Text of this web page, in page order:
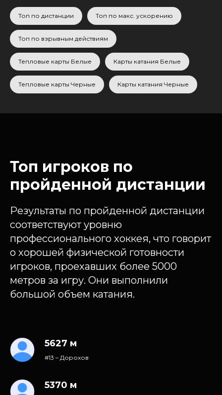
Топ по дистанции Топ по макс. ускорению
Топ по взрывным действиям
Тепловые карты Белые Карты катания Белые
Тепловые карты Черные Карты катания Черные
Топ игроков по
пройденной дистанции
Результаты по пройденной дистанции
соответствуют уровню
профессионального хоккея, что говорит
о хорошей физической готовности
игроков, проехавших более 5000
метров за игру. Они выполнили
большой объем катания.
5627 м
#13 – Дорохов
5370 м